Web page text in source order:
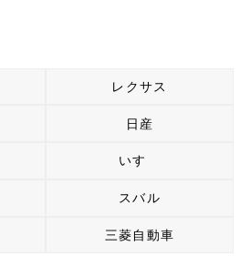
レクサス
日産
いすゞ
スバル
三菱自動車